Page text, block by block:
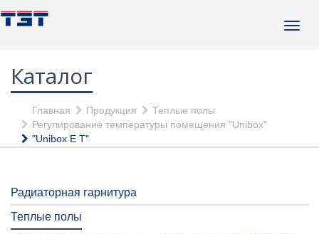
Каталог
Главная Продукция
Теплые полы
Регулирование температуры помещения "Unibox"
"Unibox E T"
Радиаторная гарнитура
Теплые полы